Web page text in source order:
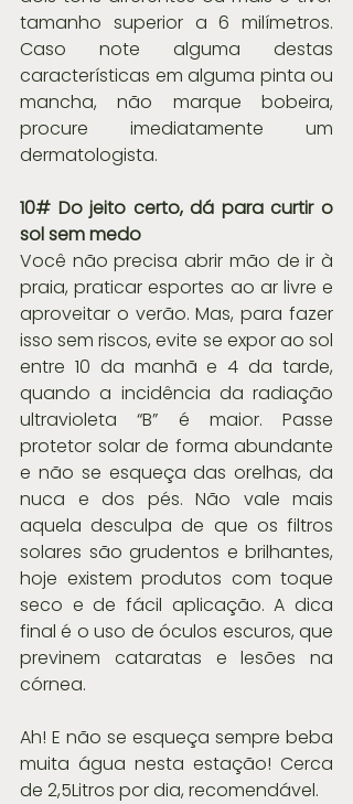
tamanho superior a 6 milímetros.
Caso note alguma destas
características em alguma pinta ou
mancha, não marque bobeira,
procure imediatamente um
dermatologista.
10# Do jeito certo, dá para curtir o
sol sem medo
Você não precisa abrir mão de ir à
praia, praticar esportes ao ar livre e
aproveitar o verão. Mas, para fazer
isso sem riscos, evite se expor ao sol
entre 10 da manhã e 4 da tarde,
quando a incidência da radiação
ultravioleta “B” é maior. Passe
protetor solar de forma abundante
e não se esqueça das orelhas, da
nuca e dos pés. Não vale mais
aquela desculpa de que os filtros
solares são grudentos e brilhantes,
hoje existem produtos com toque
seco e de fácil aplicação. A dica
final é o uso de óculos escuros, que
previnem cataratas e lesões na
córnea.
Ah! E não se esqueça sempre beba
muita água nesta estação! Cerca
de 2,5Litros por dia, recomendável.